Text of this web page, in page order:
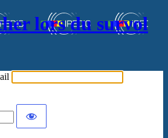
lors du survol